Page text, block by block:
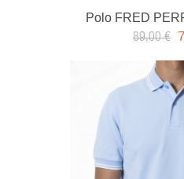
Polo FRED
89,00 €